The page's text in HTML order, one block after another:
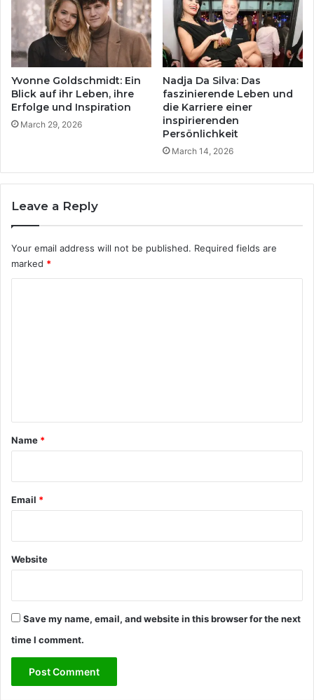
Yvonne Goldschmidt: Ein
Blick auf ihr Leben, ihre
Erfolge und Inspiration
March 29, 2026
Nadja Da Silva: Das
faszinierende Leben und
die Karriere einer
inspirierenden
Persönlichkeit
March 14, 2026
Leave a Reply
Your email address will not be published. Required fields are
marked *
*
Name *
Email *
Website
Save my name, email, and website in this browser for the next
time I comment.